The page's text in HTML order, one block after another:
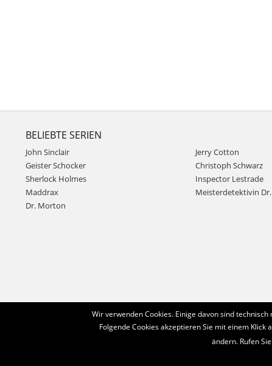
BELIEBTE SERIEN
John Sinclair
Geister Schocker
Sherlock Holmes
Maddrax
Dr. Morton
Jerry Cotton
Christoph Schwarz
Inspector Lestrade
Meisterdetektivin Dr.
Wir verwenden Cookies. Einige davon sind
Folgende Cookies akzeptieren Sie mit einem
ändern. Rufen